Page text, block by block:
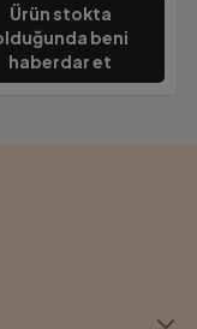
Ürün stokta
beni
haberdar et